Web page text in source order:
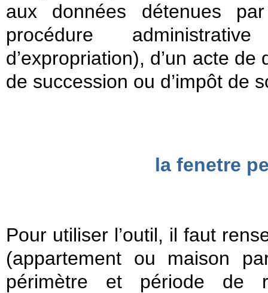
aux données détenues
procédure
d’expropriation), d’un acte
de succession ou d’impôt de
la fenetre
Pour utiliser l’outil, il faut
(appartement ou maison
périmètre et période de